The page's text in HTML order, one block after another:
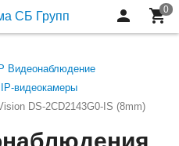
IP Видеонаблюдение
видеокамеры
DS-2CD2143G0-IS (8mm)